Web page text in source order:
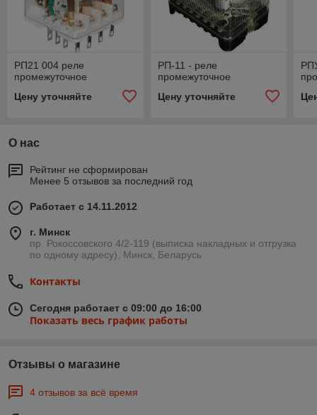
РП21 004 реле
промежуточное
Цену уточняйте
РП-11 - реле
промежуточное
Цену уточняйте
О нас
Рейтинг не сформирован
Менее 5 отзывов за последний год
Работает с 14.11.2012
г. Минск
пр. Рокоссовского 4/2-119 (выписка накладных и отгрузка
по одному адресу), Минск, Беларусь
Контакты
Сегодня работает с 09:00 до 16:00
Показать весь график работы
Отзывы о магазине
4 отзывов за всё время